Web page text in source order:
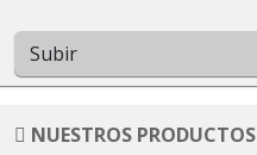
Subir
NUESTROS PRODUCTOS